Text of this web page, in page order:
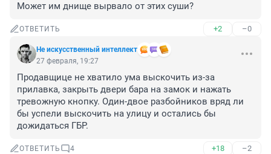
Может им днище вырвало от этих суши?
ОТВЕТИТЬ +2 –0
Не искусственный интеллект
27 февраля, 19:27
Продавщице не хватило ума выскочить из-за
прилавка, закрыть двери бара на замок и нажать
тревожную кнопку. Один-двое разбойников вряд ли
бы успели выскочить на улицу и остались бы
дожидаться ГБР.
ОТВЕТИТЬ 4 +18 –2